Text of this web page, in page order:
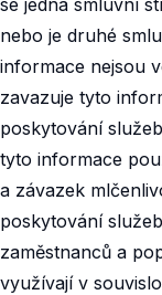
se jedna smluvní
nebo je druhé
informace nejsou
zavazuje tyto
poskytování
tyto informace
a závazek
poskytování
zaměstnanců a
využívají v